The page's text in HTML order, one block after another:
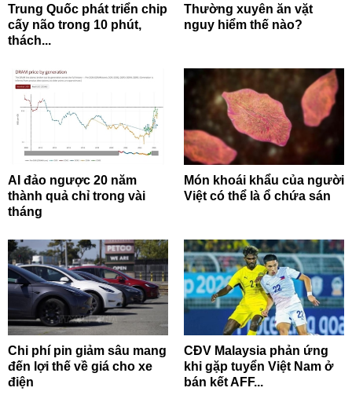
Trung Quốc phát triển chip
cấy não trong 10 phút,
thách...
Thường xuyên ăn vặt
nguy hiểm thế nào?
AI đảo ngược 20 năm
thành quả chỉ trong vài
tháng
Món khoái khẩu của người
Việt có thể là ổ chứa sán
Chi phí pin giảm sâu mang
đến lợi thế về giá cho xe
điện
CĐV Malaysia phản ứng
khi gặp tuyển Việt Nam ở
bán kết AFF...